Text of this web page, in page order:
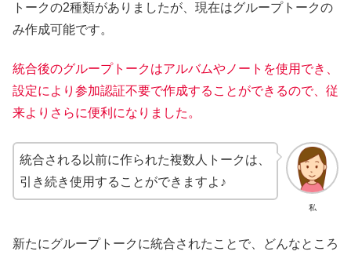
トークの2種類がありましたが、現在はグループトークの
み作成可能です。
統合後のグループトークはアルバムやノートを使用でき、
設定により参加認証不要で作成することができるので、従
来よりさらに便利になりました。
私
統合される以前に作られた複数人トークは、
引き続き使用することができますよ♪
新たにグループトークに統合されたことで、どんなところ